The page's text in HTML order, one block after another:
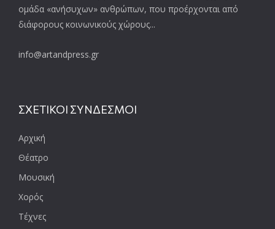
ομάδα «ανήσυχων» ανθρώπων, που προέρχονται από
διάφορους κοινωνικούς χώρους...
info@artandpress.gr
ΣΧΕΤΙΚΟΙ ΣΥΝΔΕΣΜΟΙ
Αρχική
Θέατρο
Μουσική
Χορός
Τέχνες